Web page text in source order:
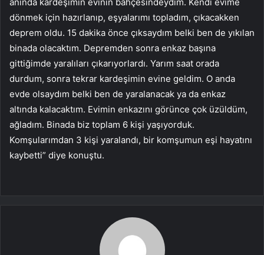
dönmek için hazırlanıp, eşyalarımı topladım, çıkacakken
deprem oldu. 15 dakika önce çıksaydım belki ben de yıkılan
binada olacaktım. Depremden sonra enkaz başına
gittiğimde yaralıları çıkarıyorlardı. Yarım saat orada
durdum, sonra tekrar kardeşimin evine geldim. O anda
evde olsaydım belki ben de yaralanacak ya da enkaz
altında kalacaktım. Evimin enkazını görünce çok üzüldüm,
ağladım. Binada biz toplam 6 kişi yaşıyorduk.
Komşularımdan 3 kişi yaralandı, bir komşumun eşi hayatını
kaybetti” diye konuştu.